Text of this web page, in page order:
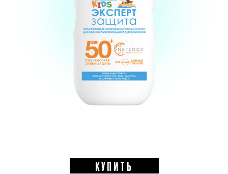
КУПИТЬ